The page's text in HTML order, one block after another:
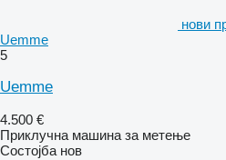
нови
Uemme
5
Uemme
4.500 €
Приклучна машина за метење
Состојба нов